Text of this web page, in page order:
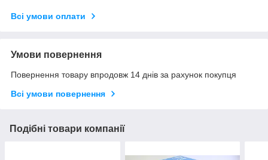
Всі умови оплати
Умови повернення
Повернення товару впродовж 14 днів за рахунок покупця
Всі умови повернення
Подібні товари компанії